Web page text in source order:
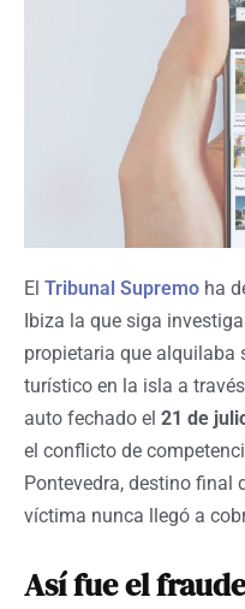
El Tribunal Supremo ha
Ibiza la que siga
propietaria que
turístico en la isla a
auto fechado el 21 de
el conflicto de
Pontevedra, destino final
víctima nunca llegó a
Así fue el